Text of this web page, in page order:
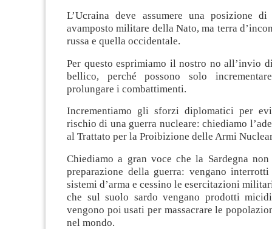
L’Ucraina deve assumere una posizione
avamposto militare della Nato, ma terra
russa e quella occidentale.
Per questo esprimiamo il nostro no all’invio
bellico, perché possono solo
prolungare i combattimenti.
Incrementiamo gli sforzi diplomatici per
rischio di una guerra nucleare: chiediamo
al Trattato per la Proibizione delle Armi
Chiediamo a gran voce che la Sardegna
preparazione della guerra: vengano
sistemi d’arma e cessino le esercitazioni
che sul suolo sardo vengano prodotti
vengono poi usati per massacrare le
nel mondo.